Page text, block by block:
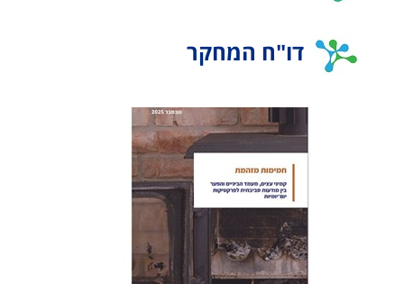
דו"ח המחקר